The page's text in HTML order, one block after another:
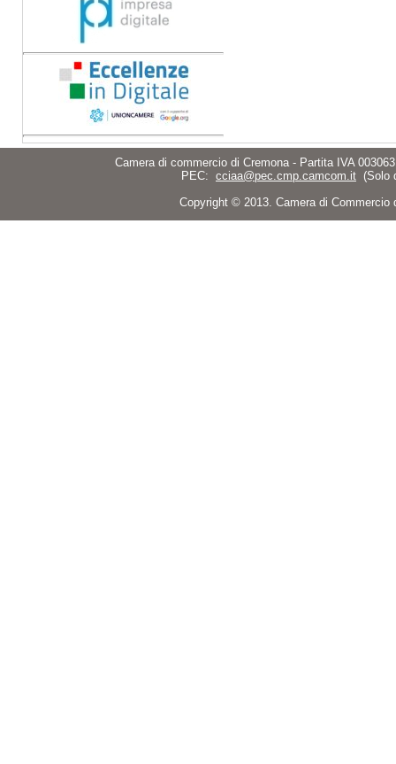
Camera di commercio di Cremona - Partita IVA
PEC: cciaa@pec.cmp.camcom.it (Solo
Copyright © 2013. Camera di